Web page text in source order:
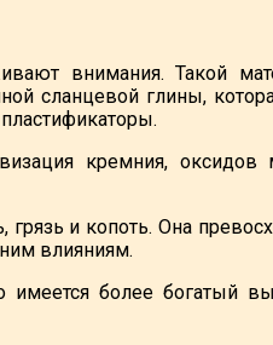
внимания. Такой
сланцевой глины,
кремния,
и копоть. Она
влияниям.
более богатый